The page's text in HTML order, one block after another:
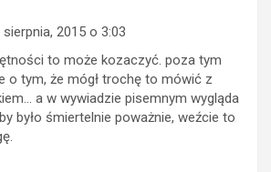
2015 o 3:03
to może kozaczyć. poza tym
o tym, że mógł trochę to mówić z
a w wywiadzie pisemnym wygląda
było śmiertelnie poważnie, weźcie to